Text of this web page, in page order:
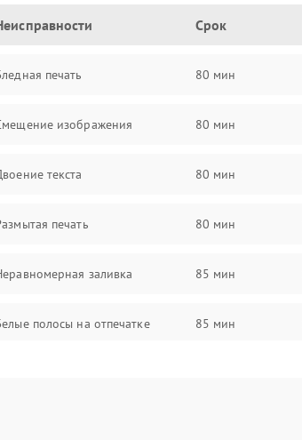
Срок
печать 80 мин
изображения 80 мин
текста 80 мин
печать 80 мин
заливка 85 мин
полосы на отпечатке 85 мин